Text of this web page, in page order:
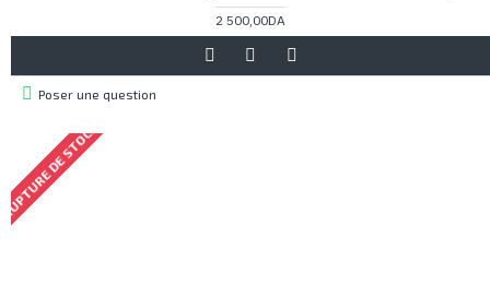
2 500,00DA
Poser une question
DE STOCK